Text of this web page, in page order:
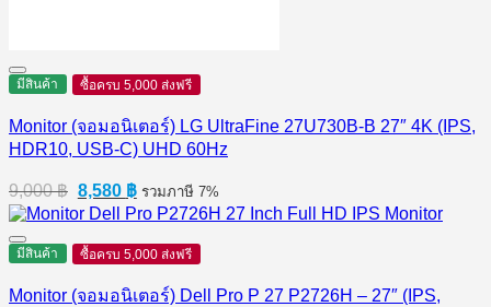
มีสินค้า ซื้อครบ 5,000 ส่งฟรี
Monitor (จอมอนิเตอร์) LG UltraFine 27U730B-B 27″ 4K (IPS,
HDR10, USB-C) UHD 60Hz
9,000฿ Original
price
was:
9,000 ฿.
8,580 ฿Current
price
is:
8,580 ฿.
รวมภาษี 7%
มีสินค้า ซื้อครบ 5,000 ส่งฟรี
Monitor (จอมอนิเตอร์) Dell Pro P 27 P2726H​ – 27″ (IPS,